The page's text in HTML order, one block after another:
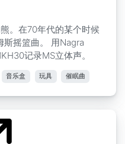
。在70年代的某个时候
斯摇篮曲。 用Nagra
记录MS立体声。
音乐盒 玩具 催眠曲